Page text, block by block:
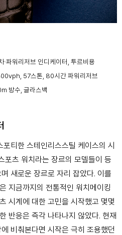
·파워리저브 인디케이터, 투르비용
57스톤, 80시간 파워리저브
방수, 글라스백
티한 스테인리스스틸 케이스의 시
츠 워치라는 장르의 모델들이 등
새로운 장르로 자리 잡았다. 이를
지금까지의 전통적인 워치메이킹
시계에 대한 고민을 시작했고 몇몇
반응은 즉각 나타나지 않았다. 현재
비춰본다면 시작은 극히 조용했던